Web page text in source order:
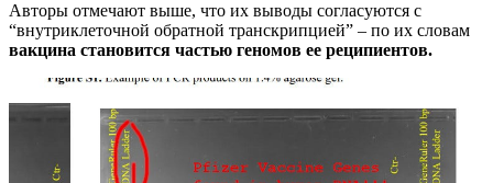
Авторы отмечают выше, что их выводы согласуются с
“внутриклеточной обратной транскрипцией” – по их словам
вакцина становится частью геномов ее реципиентов.